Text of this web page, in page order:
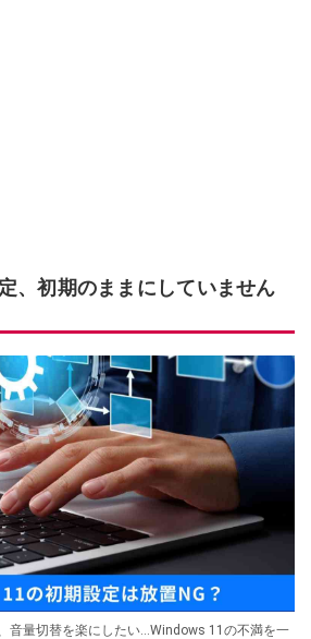
、初期のままにしていません
音量切替を楽にしたい…Windows 11の不満を一